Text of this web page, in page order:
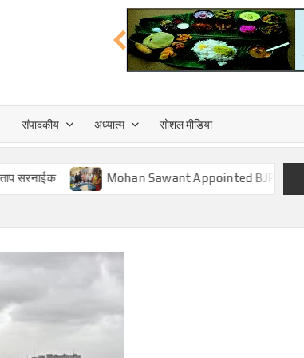
संपादकीय अध्यात्म सोशल मीडिया
Mohan Sawant Appointed BJP Cooperative